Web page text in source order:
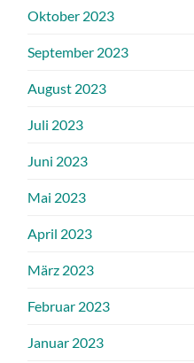
Oktober 2023
September 2023
August 2023
Juli 2023
Juni 2023
Mai 2023
April 2023
März 2023
Februar 2023
Januar 2023